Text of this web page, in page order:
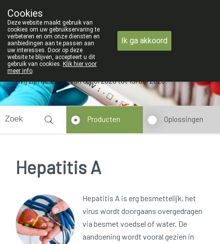
09 228 32 36
Wij zijn gesloten van 3/08/2026 tot 19/08/2026
Producten Oplossingen
Hepatitis A
Hepatitis A is erg besmettelijk, het
virus wordt doorgaans overgedragen
via besmet voedsel of water. De
aandoening wordt vooral gezien in
Cookies
Deze website maakt gebruik van
cookies om uw gebruikservaring te
verbeteren en om onze diensten en
aanbiedingen aan te passen aan
uw interesses. Door op deze
website te blijven, accepteert u dit
gebruik van cookies. Klik hier voor
meer info.
Ik ga akkoord